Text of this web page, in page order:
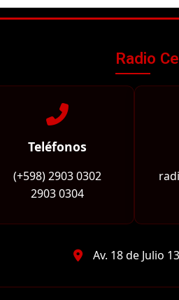
Radio
Teléfonos
(+598) 2903 0302
2903 0304
Av. 18 de Julio